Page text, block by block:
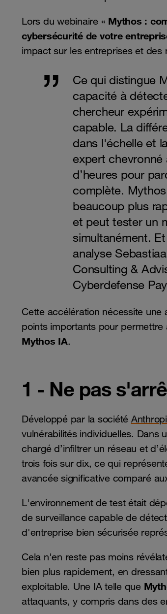
Lors du webinaire « Mythos :
cybersécurité de votre
impact sur les entreprises et des
Ce qui distingue
capacité à
chercheur
capable. La
dans l'échelle et
expert chevronné
d’heures pour
complète.
beaucoup plus
et peut tester un
simultanément.
analyse
Consulting &
Cyberdefense
Cette accélération nécessite
points importants pour
Mythos IA.
1 - Ne pas
Développé par la société
vulnérabilités individuelles. Dans
chargé d’infiltrer un réseau et
trois fois sur dix, ce qui
avancée significative comparé
L'environnement de test était
de surveillance capable de
d'entreprise bien sécurisée
Cela n'en reste pas moins
bien plus rapidement, en
exploitable. Une IA telle que
attaquants, y compris dans des